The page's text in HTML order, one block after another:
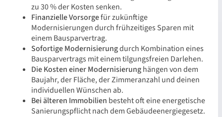
zu 30 % der Kosten senken.
Finanzielle Vorsorgefür zukünftige
Modernisierungen durch frühzeitiges Sparen mit
einem Bausparvertrag.
Sofortige Modernisierungdurch Kombination eines
Bausparvertrags mit einem tilgungsfreien Darlehen.
Die Kosten einer Modernisierunghängen von dem
Baujahr, der Fläche, der Zimmeranzahl und deinen
individuellen Wünschen ab.
Bei älteren Immobilien besteht oft eine energetische
Sanierungspflicht nach dem Gebäudeenergiegesetz.